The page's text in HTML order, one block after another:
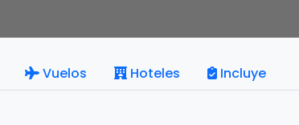
Vuelos Hoteles Incluye